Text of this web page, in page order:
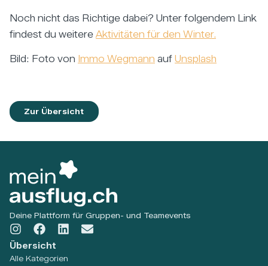
Noch nicht das Richtige dabei? Unter folgendem Link
findest du weitere Aktivitäten für den Winter.
Bild: Foto von Immo Wegmann auf Unsplash
Zur Übersicht
Deine Plattform für Gruppen- und Teamevents
Übersicht
Alle Kategorien